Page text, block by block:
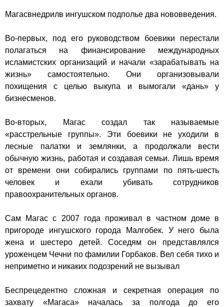
Магасвнедрилв ингушском подполье два нововведения.
Во-первых, под его руководством боевики перестали
полагаться на финансирование международных
исламистских организаций и начали «зарабатывать на
жизнь» самостоятельно. Они организовывали
похищения с целью выкупа и вымогали «дань» у
бизнесменов.
Во-вторых, Магас создал так называемые
«расстрельные группы». Эти боевики не уходили в
лесные палатки и землянки, а продолжали вести
обычную жизнь, работая и создавая семьи. Лишь время
от времени они собирались группами по пять-шесть
человек и ехали убивать сотрудников
правоохранительных органов.
Сам Магас с 2007 года проживал в частном доме в
пригороде ингушского города Малгобек. У него была
жена и шестеро детей. Соседям он представлялся
уроженцем Чечни по фамилии Горбаков. Вел себя тихо и
неприметно и никаких подозрений не вызывал
Беспрецедентно сложная и секретная операция по
захвату «Магаса» началась за полгода до его